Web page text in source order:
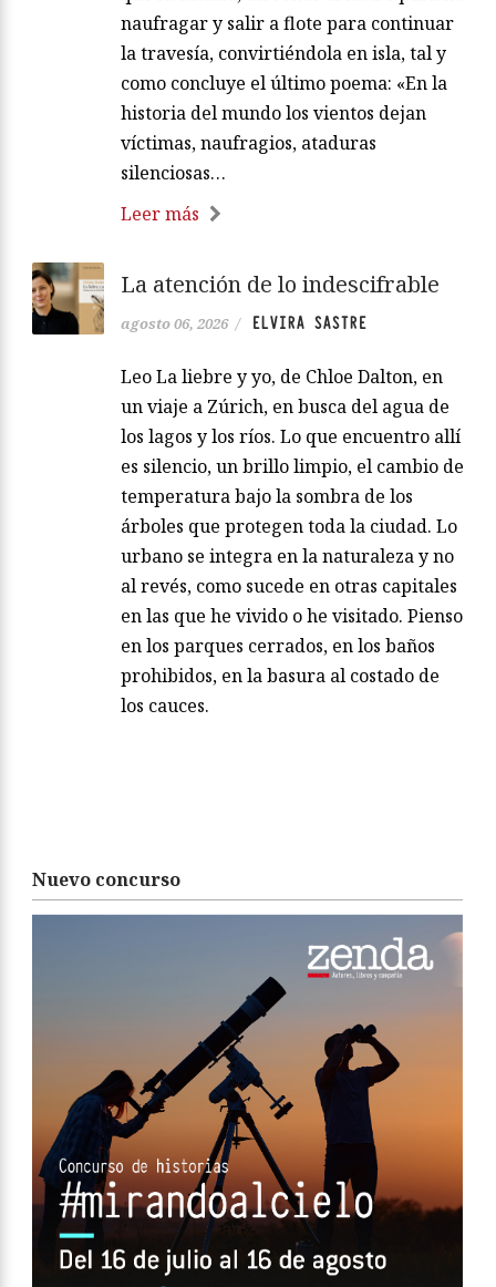
naufragar y salir a flote para continuar
la travesía, convirtiéndola en isla, tal y
como concluye el último poema: «En la
historia del mundo los vientos dejan
víctimas, naufragios, ataduras
silenciosas…
Leer más
La atención de lo indescifrable
agosto 06, 2026 / ELVIRA SASTRE
Leo La liebre y yo, de Chloe Dalton, en
un viaje a Zúrich, en busca del agua de
los lagos y los ríos. Lo que encuentro allí
es silencio, un brillo limpio, el cambio de
temperatura bajo la sombra de los
árboles que protegen toda la ciudad. Lo
urbano se integra en la naturaleza y no
al revés, como sucede en otras capitales
en las que he vivido o he visitado. Pienso
en los parques cerrados, en los baños
prohibidos, en la basura al costado de
los cauces.
Nuevo concurso